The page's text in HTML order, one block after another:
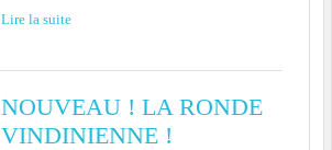
Lire la suite
NOUVEAU ! LA RONDE
VINDINIENNE !